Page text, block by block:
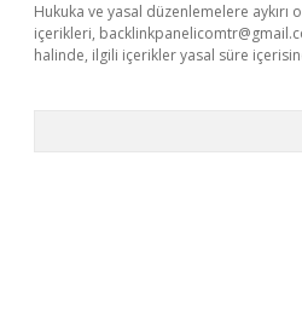
Hukuka ve yasal düzenlemelere
içerikleri,
halinde, ilgili içerikler yasal süre